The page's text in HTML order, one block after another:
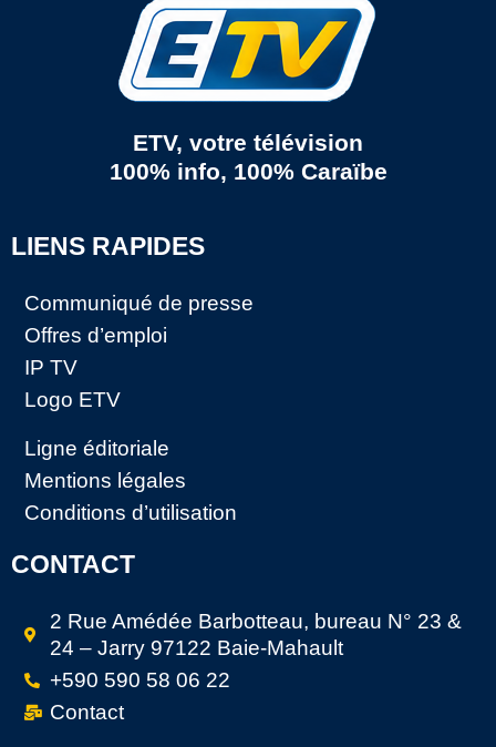
ETV, votre télévision
100% info, 100% Caraïbe
LIENS RAPIDES
Communiqué de presse
Offres d’emploi
IP TV
Logo ETV
Ligne éditoriale
Mentions légales
Conditions d’utilisation
CONTACT
2 Rue Amédée Barbotteau, bureau N° 23 &
24 – Jarry 97122 Baie-Mahault
+590 590 58 06 22
Contact